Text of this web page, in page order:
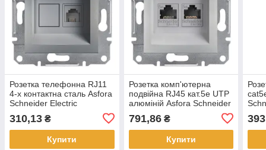
Розетка телефонна RJ11
4-х контактна сталь Asfora
Schneider Electric
310,13 ₴
Купити
Розетка комп'ютерна
подвійна RJ45 кат.5е UTP
алюміній Asfora Schneider
791,86₴
Купити